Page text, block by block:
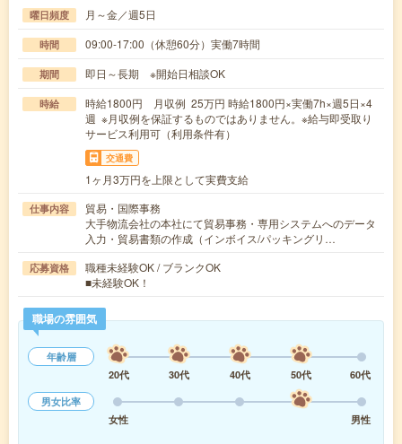
曜日頻度 月～金／週5日
時間 09:00-17:00（休憩60分）実働7時間
期間 即日～長期 ※開始日相談OK
時給
時給1800円 月収例 25万円 時給1800円×実働7h×週5日×4
週 ※月収例を保証するものではありません。※給与即受取り
サービス利用可（利用条件有）
交通費
1ヶ月3万円を上限として実費支給
仕事内容
貿易・国際事務
大手物流会社の本社にて貿易事務・専用システムへのデータ
入力・貿易書類の作成（インボイス/パッキングリ…
応募資格
職種未経験OK / ブランクOK
■未経験OK！
職場の雰囲気
年齢層
20代
30代 40代 50代
60代
男女比率
女性
男性